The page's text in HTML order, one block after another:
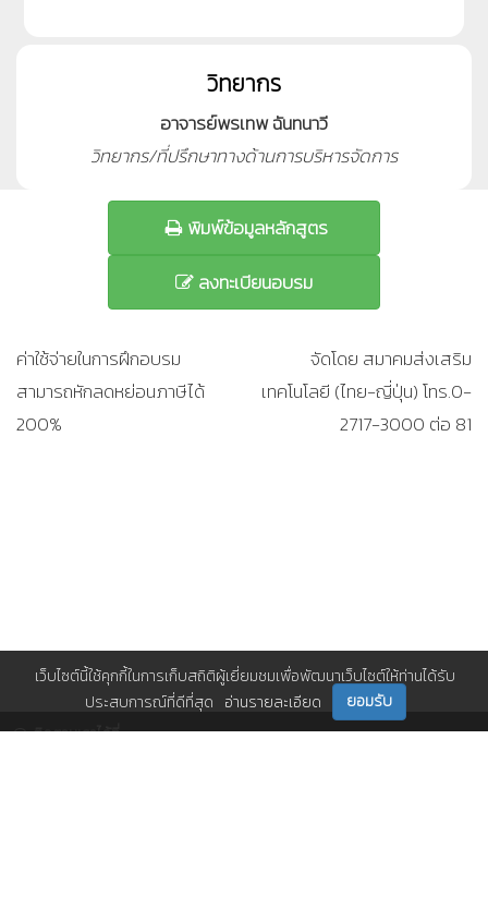
วิทยากร
อาจารย์พรเทพ ฉันทนาวี
วิทยากร/ที่ปรึกษาทางด้านการบริหารจัดการ
พิมพ์ข้อมูลหลักสูตร
ลงทะเบียนอบรม
ค่าใช้จ่ายในการฝึกอบรม
สามารถหักลดหย่อนภาษีได้
200%
จัดโดย สมาคมส่งเสริม
เทคโนโลยี (ไทย-ญี่ปุ่น) โทร.0-
2717-3000 ต่อ 81
ติดตามเราได้ที่
เว็บไซต์นี้ใช้คุกกี้ในการเก็บสถิติผู้เยี่ยมชมเพื่อพัฒนาเว็บไซต์ให้ท่านได้รับ
ประสบการณ์ที่ดีที่สุด อ่านรายละเอียด ยอมรับ